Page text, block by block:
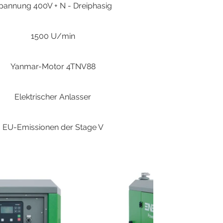
400V + N - Dreiphasig
1500 U/min
Yanmar-Motor 4TNV88
Elektrischer Anlasser
EU-Emissionen der Stage V